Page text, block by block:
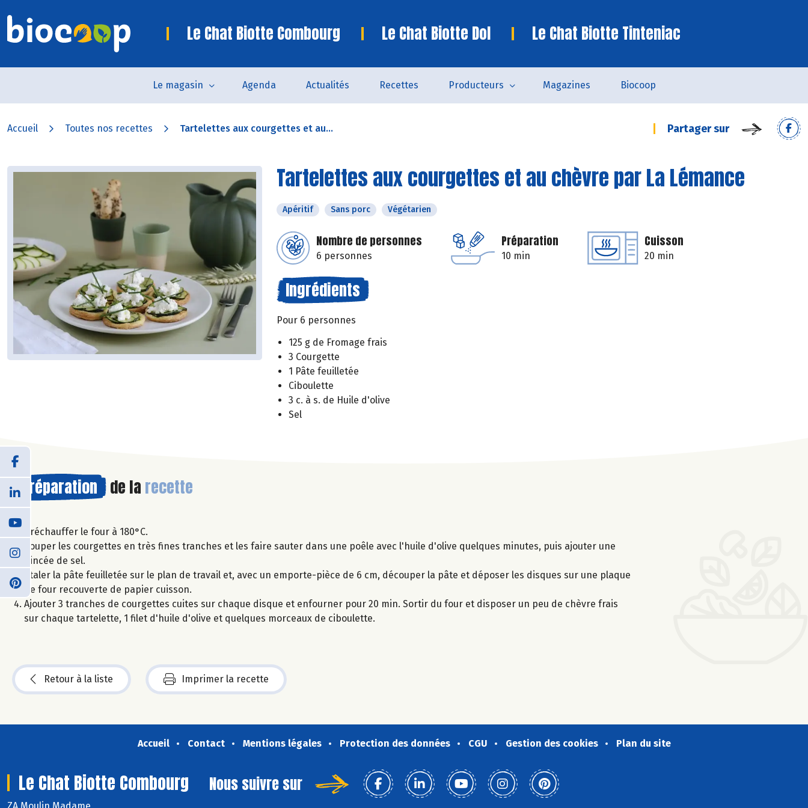
Le Chat Biotte Combourg Le Chat Biotte Dol Le Chat Biotte Tinteniac
Le magasin Agenda Actualités Recettes Producteurs Magazines Biocoop
Accueil Toutes nos recettes Tartelettes aux courgettes et au... Partager sur
Tartelettes aux courgettes et au chèvre par La Lémance
Apéritif Sans porc Végétarien
Nombre de personnes
6 personnes
Préparation
10 min
Cuisson
20 min
Ingrédients
Pour 6 personnes
125 g de Fromage frais
3 Courgette
1 Pâte feuilletée
Ciboulette
3 c. à s. de Huile d'olive
Sel
Préparation de la recette
Préchauffer le four à 180°C.
Couper les courgettes en très fines tranches et les faire sauter dans une poêle avec l'huile d'olive quelques minutes, puis ajouter une
pincée de sel.
Étaler la pâte feuilletée sur le plan de travail et, avec un emporte-pièce de 6 cm, découper la pâte et déposer les disques sur une plaque
de four recouverte de papier cuisson.
Ajouter 3 tranches de courgettes cuites sur chaque disque et enfourner pour 20 min. Sortir du four et disposer un peu de chèvre frais
sur chaque tartelette, 1 filet d'huile d'olive et quelques morceaux de ciboulette.
Retour à la liste Imprimer la recette
Accueil Contact Mentions légales Protection des données CGU Gestion des cookies Plan du site
Le Chat Biotte Combourg
ZA Moulin Madame
Nous suivre sur